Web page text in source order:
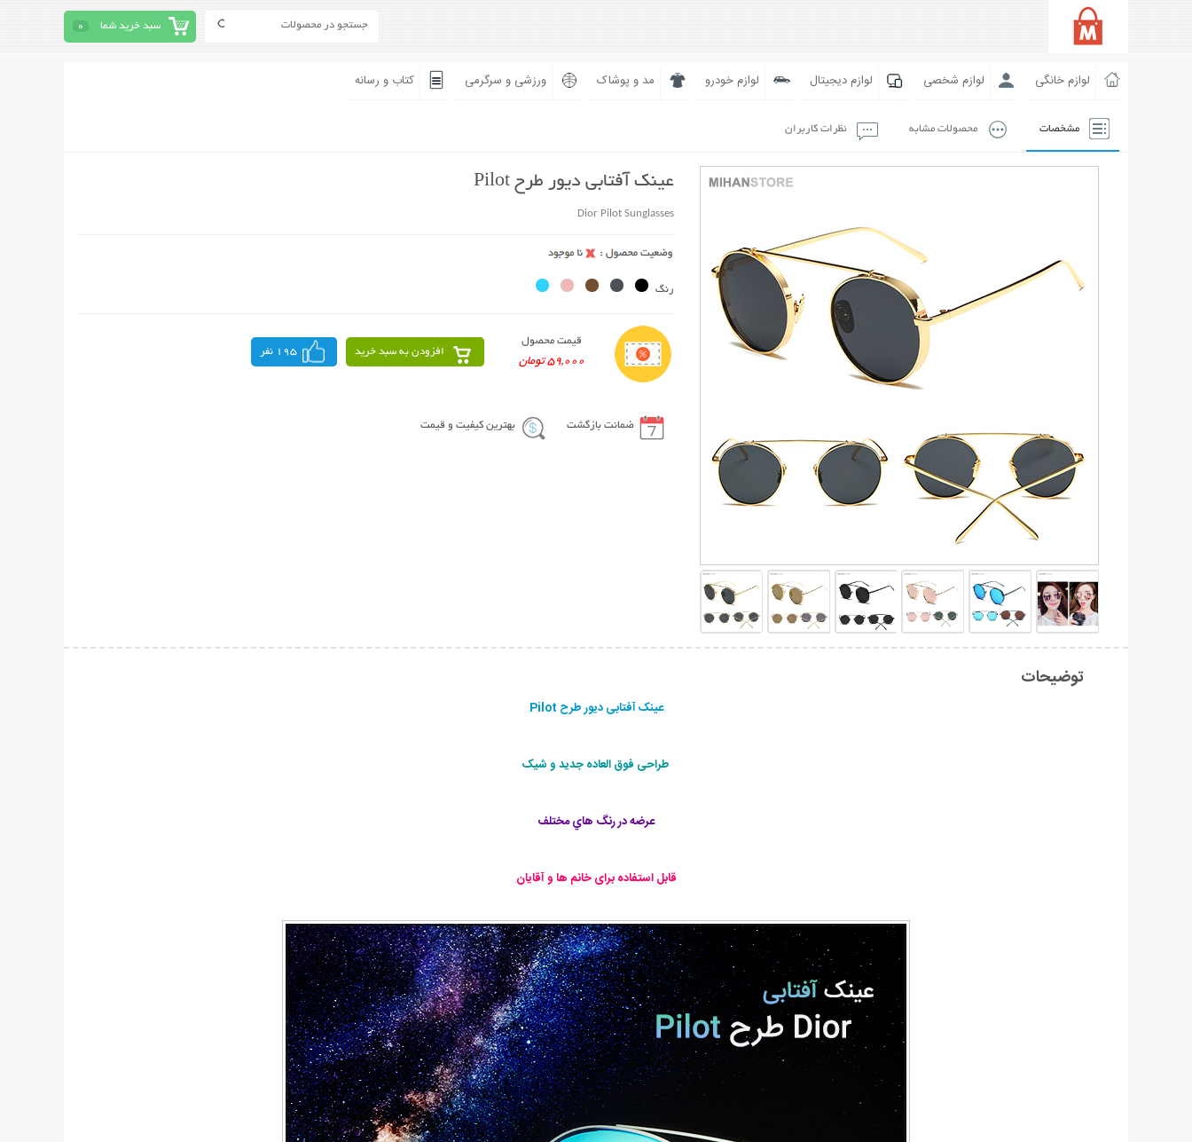
سبد خرید شما 0
لوازم خانگی لوازم شخصی لوازم دیجیتال لوازم خودرو مد و پوشاک ورزشی و سرگرمی کتاب و رسانه
مشخصات محصولات مشابه نظرات کاربران
عینک آفتابی دیور طرح Pilot
Dior Pilot Sunglasses
رنگ
قیمت محصول
59,000 تومان
افزودن به سبد خرید 195 نفر
ضمانت بازگشت بهترین کیفیت و قیمت
توضیحات
عینک آفتابی دیور طرح Pilot
طراحی فوق العاده جديد و شيک
عرضه در رنگ هاي مختلف
قابل استفاده برای خانم ها و آقايان